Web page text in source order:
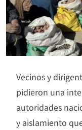
Vecinos y
pidieron una
autoridades
y aislamiento